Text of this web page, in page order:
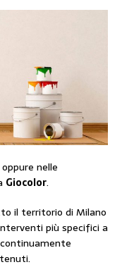
nelle
Giocolor.
il territorio di Milano
più specifici a